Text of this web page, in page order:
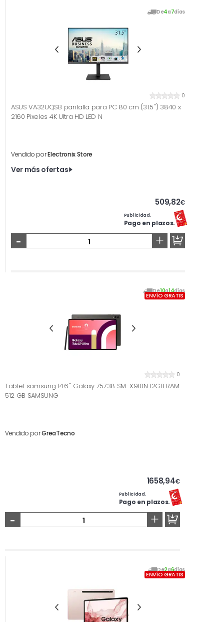
De4a7días
0
ASUS VA32UQSB pantalla para PC 80 cm (31.5'') 3840 x
2160 Pixeles 4K Ultra HD LED N
Vendido porElectronix Store
Ver más ofertas
509,82€
Publicidad.
Pago en plazos.
- +
De10a14días
ENVÍO GRATIS
0
Tablet samsung 14.6'' Galaxy 75738 SM-X910N 12GB RAM
512 GB SAMSUNG
Vendido porGreaTecno
1658,94€
Publicidad.
Pago en plazos.
- +
De2a6días
ENVÍO GRATIS